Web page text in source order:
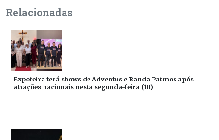
Relacionadas
Expofeira terá shows de Adventus e Banda Patmos após
atrações nacionais nesta segunda-feira (10)